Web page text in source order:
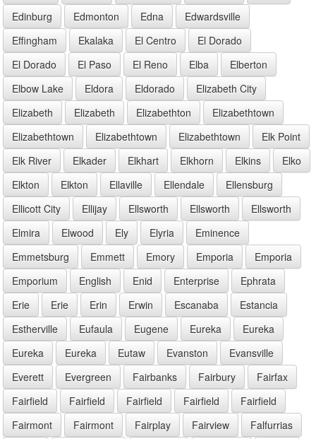
Edinburg
Edmonton Edna
Edwardsville
Effingham
Ekalaka El Centro
El Dorado
El Dorado
El Paso El Reno Elba
Elberton
Elbow Lake
Eldora Eldorado
Elizabeth City
Elizabeth
Elizabeth Elizabethton
Elizabethtown
Elizabethtown
Elizabethtown Elizabethtown
Elk Point
Elk River
Elkader Elkhart Elkhorn Elkins
Elko
Elkton
Elkton Ellaville Ellendale
Ellensburg
Ellicott City
Ellijay Ellsworth Ellsworth
Ellsworth
Elmira
Elwood Ely Elyria
Eminence
Emmetsburg
Emmett Emory Emporia
Emporia
Emporium
English Enid Enterprise
Ephrata
Erie
Erie Erin Erwin Escanaba
Estancia
Estherville
Eufaula Eugene Eureka
Eureka
Eureka
Eureka Eutaw Evanston
Evansville
Everett
Evergreen Fairbanks Fairbury
Fairfax
Fairfield
Fairfield Fairfield Fairfield
Fairfield
Fairmont
Fairmont Fairplay Fairview Falfurrias